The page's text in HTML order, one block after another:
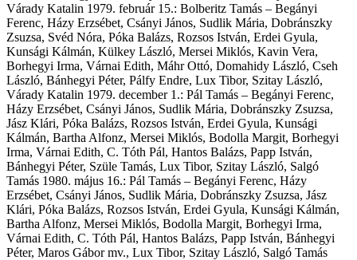
Várady Katalin 1979. február 15.: Bolberitz Tamás – Begányi
Ferenc, Házy Erzsébet, Csányi János, Sudlik Mária, Dobránszky
Zsuzsa, Svéd Nóra, Póka Balázs, Rozsos István, Erdei Gyula,
Kunsági Kálmán, Külkey László, Mersei Miklós, Kavin Vera,
Borhegyi Irma, Várnai Edith, Máhr Ottó, Domahidy László, Cseh
László, Bánhegyi Péter, Pálfy Endre, Lux Tibor, Szitay László,
Várady Katalin 1979. december 1.: Pál Tamás – Begányi Ferenc,
Házy Erzsébet, Csányi János, Sudlik Mária, Dobránszky Zsuzsa,
Jász Klári, Póka Balázs, Rozsos István, Erdei Gyula, Kunsági
Kálmán, Bartha Alfonz, Mersei Miklós, Bodolla Margit, Borhegyi
Irma, Várnai Edith, C. Tóth Pál, Hantos Balázs, Papp István,
Bánhegyi Péter, Szüle Tamás, Lux Tibor, Szitay László, Salgó
Tamás 1980. május 16.: Pál Tamás – Begányi Ferenc, Házy
Erzsébet, Csányi János, Sudlik Mária, Dobránszky Zsuzsa, Jász
Klári, Póka Balázs, Rozsos István, Erdei Gyula, Kunsági Kálmán,
Bartha Alfonz, Mersei Miklós, Bodolla Margit, Borhegyi Irma,
Várnai Edith, C. Tóth Pál, Hantos Balázs, Papp István, Bánhegyi
Péter, Maros Gábor mv., Lux Tibor, Szitay László, Salgó Tamás